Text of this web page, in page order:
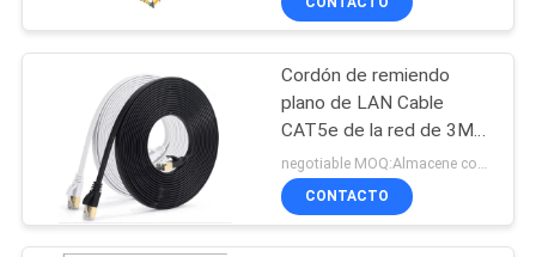
Cordón de remiendo
plano de LAN Cable
CAT5e de la red de 3M
UTP
CONTACTO